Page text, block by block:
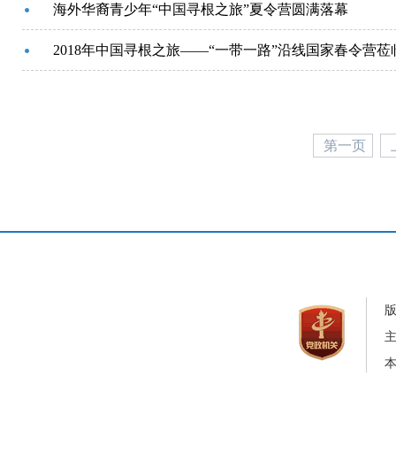
海外华裔青少年“中国寻根之旅”夏令营圆满落幕
2018年中国寻根之旅——“一带一路”沿线国家春令营莅
第一页